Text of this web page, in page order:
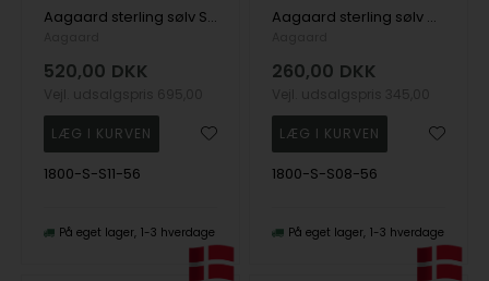
Aagaard sterling sølv Signet fingerring >10 zirkonia
520,00 DKK
1800-S-S11-56
På eget lager 1-3 hverdage
Aagaard sterling sølv Uendelighed fingerring 8 zirkonia
260,00 DKK
1800-S-S08-56
På eget lager 1-3 hverdage